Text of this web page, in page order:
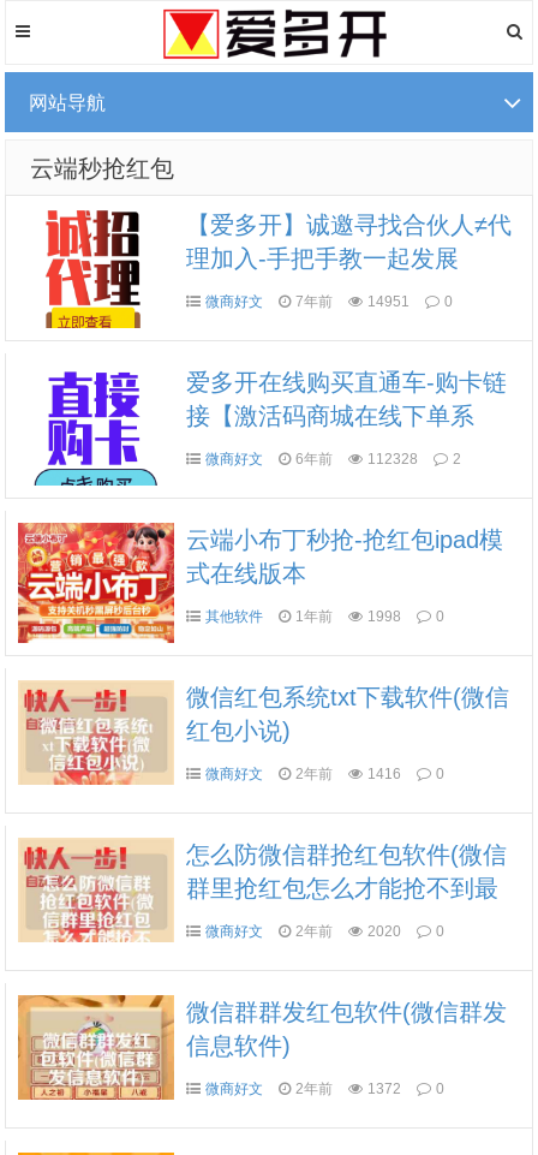
网站导航
云端秒抢红包
【爱多开】诚邀寻找合伙人≠代
理加入-手把手教一起发展
微商好文 7年前 14951 0
爱多开在线购买直通车-购卡链
接【激活码商城在线下单系
统】
微商好文 6年前 112328 2
云端小布丁秒抢-抢红包ipad模
式在线版本
其他软件 1年前 1998 0
微信红包系统txt下载软件(微信
红包小说)
微商好文 2年前 1416 0
怎么防微信群抢红包软件(微信
群里抢红包怎么才能抢不到最
佳)微商好文 2年前 2020 0
微信群群发红包软件(微信群发
信息软件)
微商好文 2年前 1372 0